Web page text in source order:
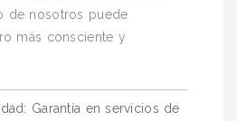
de nosotros puede
más consciente y
Garantía en servicios de